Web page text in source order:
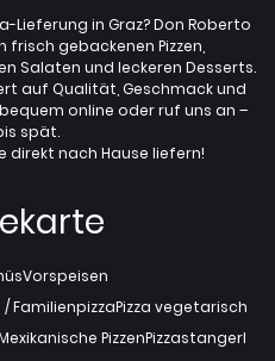
Lieferung in Graz? Don Roberto
gebackenen Pizzen,
Salaten und leckeren Desserts.
auf Qualität, Geschmack und
online oder ruf uns an –
spät.
direkt nach Hause liefern!
Vorspeisen
FamilienpizzaPizza vegetarisch
PizzenPizzastangerl